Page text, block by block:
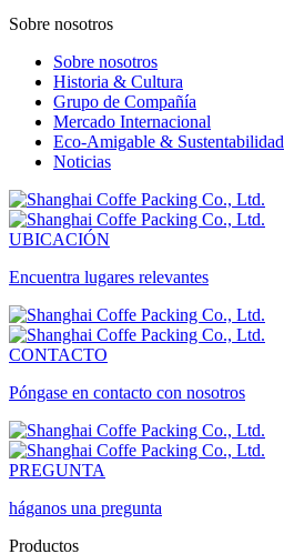
Sobre nosotros
Sobre nosotros
Historia & Cultura
Grupo de Compañía
Mercado Internacional
Eco-Amigable & Sustentabilidad
Noticias
UBICACIÓN
Encuentra lugares relevantes
CONTACTO
Póngase en contacto con nosotros
PREGUNTA
háganos una pregunta
Productos